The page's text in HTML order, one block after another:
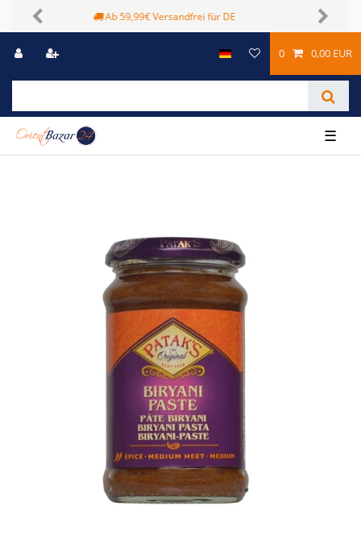
Sichere Zahlungsmöglichkeiten
Previous Next
0 0,00 EUR
☰